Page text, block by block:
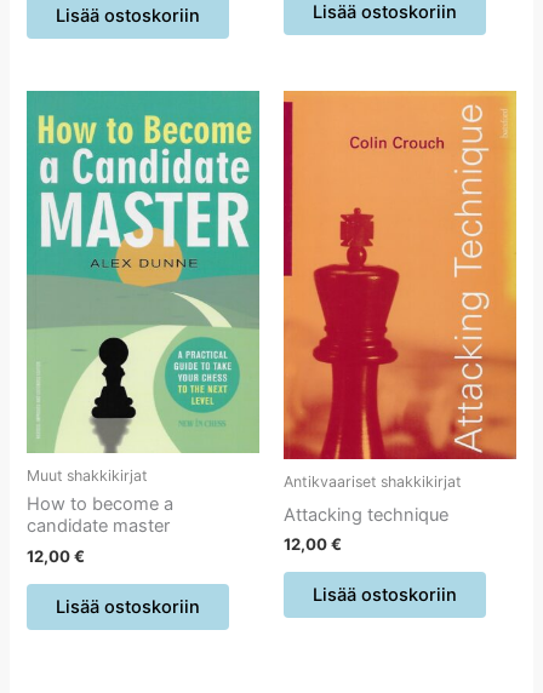
Lisää ostoskoriin Lisää ostoskoriin
Muut shakkikirjat
How to become a
candidate master
12,00€
Lisää ostoskoriin
Antikvaariset shakkikirjat
Attacking technique
12,00€
Lisää ostoskoriin